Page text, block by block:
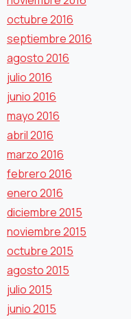
octubre 2016
septiembre 2016
agosto 2016
julio 2016
junio 2016
mayo 2016
abril 2016
marzo 2016
febrero 2016
enero 2016
diciembre 2015
noviembre 2015
octubre 2015
agosto 2015
julio 2015
junio 2015